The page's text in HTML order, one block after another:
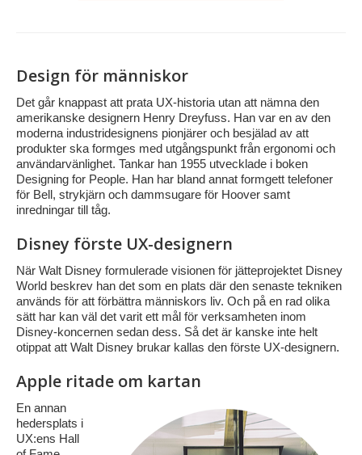
Design för människor
Det går knappast att prata UX-historia utan att nämna den
amerikanske designern Henry Dreyfuss. Han var en av den
moderna industridesignens pionjärer och besjälad av att
produkter ska formges med utgångspunkt från ergonomi och
användarvänlighet. Tankar han 1955 utvecklade i boken
Designing for People. Han har bland annat formgett telefoner
för Bell, strykjärn och dammsugare för Hoover samt
inredningar till tåg.
Disney förste UX-designern
När Walt Disney formulerade visionen för jätteprojektet Disney
World beskrev han det som en plats där den senaste tekniken
används för att förbättra människors liv. Och på en rad olika
sätt har kan väl det varit ett mål för verksamheten inom
Disney-koncernen sedan dess. Så det är kanske inte helt
otippat att Walt Disney brukar kallas den förste UX-designern.
Apple ritade om kartan
En annan
hedersplats i
UX:ens Hall